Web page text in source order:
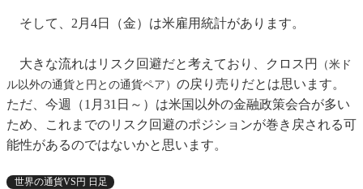
そして、2月4日（金）は米雇用統計があります。
大きな流れはリスク回避だと考えており、クロス円
（米ド
ル以外の通貨と円との通貨ペア） の戻り売りだとは思います。
ただ、今週（1月31日～）は米国以外の金融政策会合が多い
ため、これまでのリスク回避のポジションが巻き戻される可
能性があるのではないかと思います。
世界の通貨VS円 日足